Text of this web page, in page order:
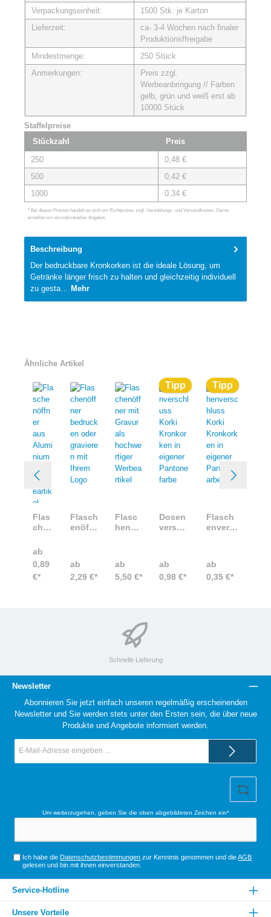
Verpackungseinheit:
1500 Stk. je Karton
Lieferzeit:
ca- 3-4 Wochen nach finaler
Produktionsffreigabe
Mindestmenge:
250 Stück
Anmerkungen:
Preis zzgl.
Werbeanbringung // Farben
gelb, grün und weiß erst ab
10000 Stück
Staffelpreise
Stückzahl
Preis
250
0,48 €
500
0,42 €
1000
0,34 €
* Bei diesen Preisen handelt es sich um Richtpreise, zzgl. Veredelungs- und Versandkosten. Gerne
erstellen wir ein individuelles Angebot.
Beschreibung
Der bedruckbare Kronkorken ist die ideale Lösung, um
Getränke länger frisch zu halten und gleichzeitig individuell
zu gesta… Mehr
Ähnliche Artikel
Flas
chen
er
Alu
mini
Wer
ab
0,89
€*
Flasch
enöffn
oder
gravie
Ihrem
ab
2,29 €*
Flasc
henöff
r als
hoch
Werbe
ab
5,50 €*
Tipp
Dosen
verschl
rken in
eigene
efarbe
ab
0,98 €*
Tipp
Flasch
envers
rken in
eigener
ab
0,35 €*
Schnelle Lieferung
Newsletter
Abonnieren Sie jetzt einfach unseren regelmäßig erscheinenden
Newsletter und Sie werden stets unter den Ersten sein, die über neue
Produkte und Angebote informiert werden.
Um weiterzugehen, geben Sie die oben abgebildeten Zeichen ein*
Ich habe dieDatenschutzbestimmungen zur Kenntnis genommen und dieAGB
gelesen und bin mit ihnen einverstanden.
Service-Hotline
Unsere Vorteile